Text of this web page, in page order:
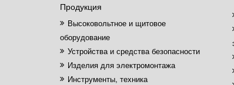
Продукция
Высоковольтное и щитовое
оборудование
Устройства и средства безопасности
Изделия для электромонтажа
Инструменты, техника